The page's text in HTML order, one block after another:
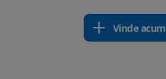
Vinde acum